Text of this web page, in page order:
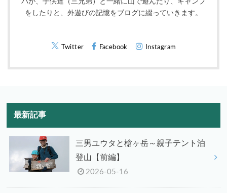
をしたりと、外遊びの記憶をブログに綴っていきます。
Twitter Facebook Instagram
最新記事
三男ユウタと槍ヶ岳～親子テント泊
登山【前編】
2026-05-16